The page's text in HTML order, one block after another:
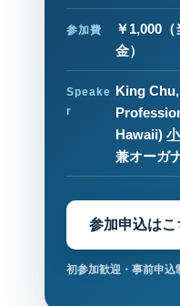
参加費 ￥1,000
金）
Speake
r
King
Hawaii)
兼オーガ
参加申込はこ
初参加歓迎・事前申込